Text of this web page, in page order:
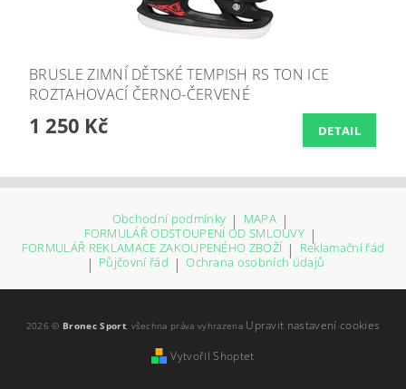
BRUSLE ZIMNÍ DĚTSKÉ TEMPISH RS TON ICE
ROZTAHOVACÍ ČERNO-ČERVENÉ
1 250 Kč DETAIL
Obchodní podmínky | MAPA |
FORMULÁŘ ODSTOUPENÍ OD SMLOUVY |
FORMULÁŘ REKLAMACE ZAKOUPENÉHO ZBOŽÍ | Reklamační řád
| Půjčovní řád | Ochrana osobních údajů
2026 © Bronec Sport, všechna práva vyhrazena Upravit nastavení cookies
Vytvořil Shoptet